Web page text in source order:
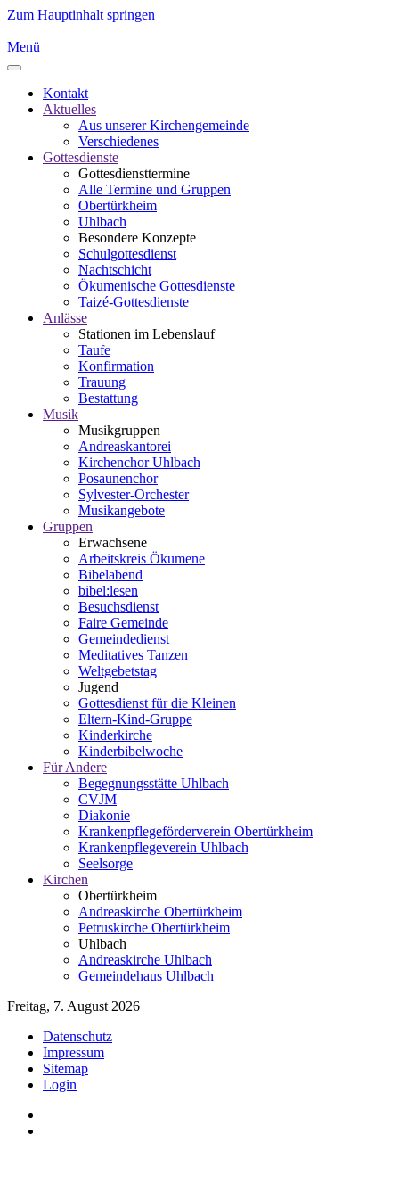
Zum Hauptinhalt springen
Menü
Kontakt
Aktuelles
Aus unserer Kirchengemeinde
Verschiedenes
Gottesdienste
Gottesdiensttermine
Alle Termine und Gruppen
Obertürkheim
Uhlbach
Besondere Konzepte
Schulgottesdienst
Nachtschicht
Ökumenische Gottesdienste
Taizé-Gottesdienste
Anlässe
Stationen im Lebenslauf
Taufe
Konfirmation
Trauung
Bestattung
Musik
Musikgruppen
Andreaskantorei
Kirchenchor Uhlbach
Posaunenchor
Sylvester-Orchester
Musikangebote
Gruppen
Erwachsene
Arbeitskreis Ökumene
Bibelabend
bibel:lesen
Besuchsdienst
Faire Gemeinde
Gemeindedienst
Meditatives Tanzen
Weltgebetstag
Jugend
Gottesdienst für die Kleinen
Eltern-Kind-Gruppe
Kinderkirche
Kinderbibelwoche
Für Andere
Begegnungsstätte Uhlbach
CVJM
Diakonie
Krankenpflegeförderverein Obertürkheim
Krankenpflegeverein Uhlbach
Seelsorge
Kirchen
Obertürkheim
Andreaskirche Obertürkheim
Petruskirche Obertürkheim
Uhlbach
Andreaskirche Uhlbach
Gemeindehaus Uhlbach
Freitag, 7. August 2026
Datenschutz
Impressum
Sitemap
Login